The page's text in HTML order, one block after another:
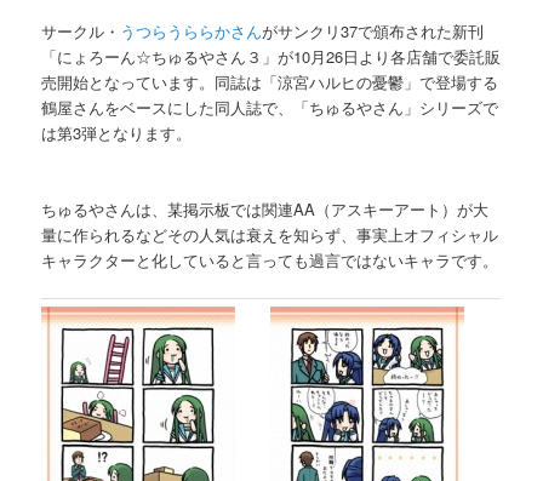
サークル・ うつらうららかさんがサンクリ37で頒布された新刊
「にょろーん☆ちゅるやさん３」が10月26日より各店舗で委託販
売開始となっています。同誌は「涼宮ハルヒの憂鬱」で登場する
鶴屋さんをベースにした同人誌で、「ちゅるやさん」シリーズで
は第3弾となります。
ちゅるやさんは、某掲示板では関連AA（アスキーアート）が大
量に作られるなどその人気は衰えを知らず、事実上オフィシャル
キャラクターと化していると言っても過言ではないキャラです。